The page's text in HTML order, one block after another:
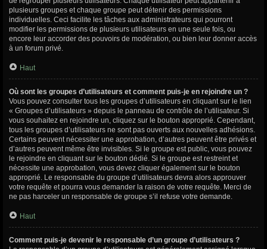
plusieurs groupes et chaque groupe peut détenir des permissions
individuelles. Ceci facilite les tâches aux administrateurs qui pourront
modifier les permissions de plusieurs utilisateurs en une seule fois, ou
encore leur accorder des pouvoirs de modération, ou bien leur donner accès
à un forum privé.
Haut
Où sont les groupes d’utilisateurs et comment puis-je en rejoindre un ?
Vous pouvez consulter tous les groupes d’utilisateurs en cliquant sur le lien
« Groupes d’utilisateurs » depuis le panneau de contrôle de l’utilisateur. Si
vous souhaitez en rejoindre un, cliquez sur le bouton approprié. Cependant,
tous les groupes d’utilisateurs ne sont pas ouverts aux nouvelles adhésions.
Certains peuvent nécessiter une approbation, d’autres peuvent être privés et
d’autres peuvent même être invisibles. Si le groupe est public, vous pouvez
le rejoindre en cliquant sur le bouton dédié. Si le groupe est restreint et
nécessite une approbation, vous devez cliquer également sur le bouton
approprié. Le responsable du groupe d’utilisateurs devra alors approuver
votre requête et pourra vous demander la raison de votre requête. Merci de
ne pas harceler un responsable de groupe s’il refuse votre demande.
Haut
Comment puis-je devenir le responsable d’un groupe d’utilisateurs ?